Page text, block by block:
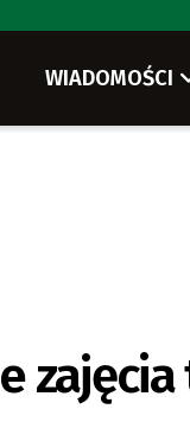
WIADOMOŚCI